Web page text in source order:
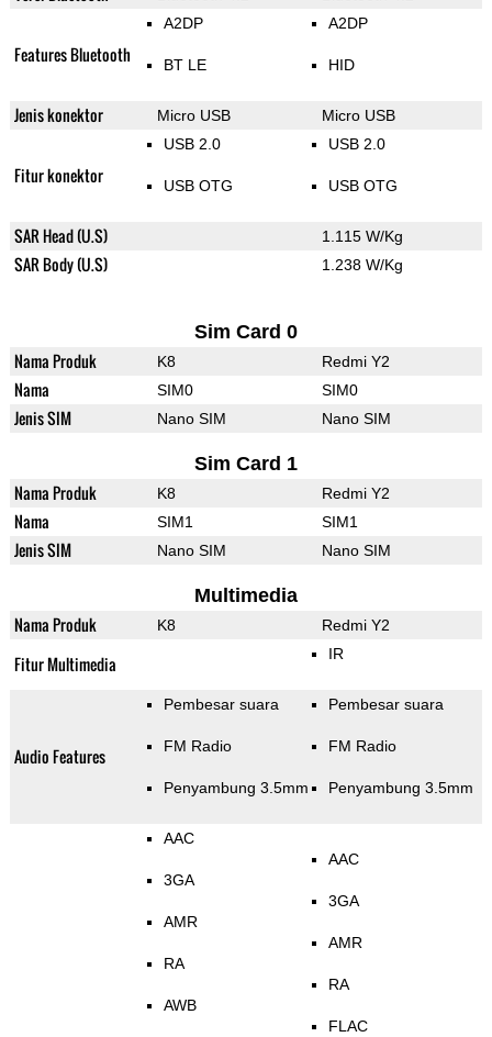
Features Bluetooth
A2DP
BT LE
A2DP
HID
Jenis konektor Micro USB Micro USB
Fitur konektor
USB 2.0
USB OTG
USB 2.0
USB OTG
SAR Head (U.S) 1.115 W/Kg
SAR Body (U.S) 1.238 W/Kg
Sim Card 0
Nama Produk K8 Redmi Y2
Nama SIM0 SIM0
Jenis SIM Nano SIM Nano SIM
Sim Card 1
Nama Produk K8 Redmi Y2
Nama SIM1 SIM1
Jenis SIM Nano SIM Nano SIM
Multimedia
Nama Produk K8 Redmi Y2
Fitur Multimedia IR
Audio Features
Pembesar suara
FM Radio
Penyambung 3.5mm
Pembesar suara
FM Radio
Penyambung 3.5mm
AAC
3GA
AMR
RA
AWB
AAC
3GA
AMR
RA
FLAC